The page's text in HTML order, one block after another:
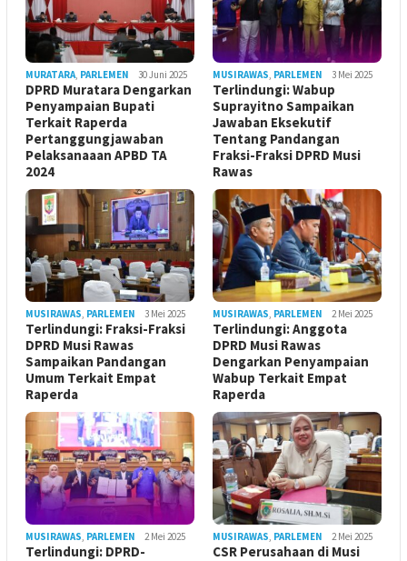
MURATARA, PARLEMEN 30 Juni 2025
DPRD Muratara Dengarkan
Penyampaian Bupati
Terkait Raperda
Pertanggungjawaban
Pelaksanaaan APBD TA
2024
MUSIRAWAS, PARLEMEN 3 Mei 2025
Terlindungi: Wabup
Suprayitno Sampaikan
Jawaban Eksekutif
Tentang Pandangan
Fraksi-Fraksi DPRD Musi
Rawas
MUSIRAWAS, PARLEMEN 3 Mei 2025
Terlindungi: Fraksi-Fraksi
DPRD Musi Rawas
Sampaikan Pandangan
Umum Terkait Empat
Raperda
MUSIRAWAS, PARLEMEN 2 Mei 2025
Terlindungi: Anggota
DPRD Musi Rawas
Dengarkan Penyampaian
Wabup Terkait Empat
Raperda
MUSIRAWAS, PARLEMEN 2 Mei 2025
Terlindungi: DPRD-
MUSIRAWAS, PARLEMEN 2 Mei 2025
CSR Perusahaan di Musi